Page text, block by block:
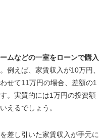
ムなどの一室をローンで購入
例えば、家賃収入が10万円、
せて11万円の場合、差額の1
。実質的には1万円の投資額
えるでしょう。
差し引いた家賃収入が手元に